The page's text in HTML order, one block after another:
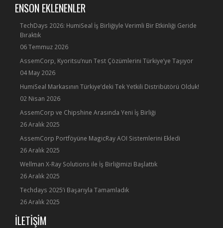
ENSON EKLENENLER
TechDays 2026: HumiSeal İş Birliğiyle Verimli Bir Etkinliği Geride
Bıraktık
06 Temmuz 2026
AssemCorp, Kyoritsu’nun Test Çözümlerini Türkiye’ye Taşıyor
04 May 2026
HumiSeal Markasının Türkiye’deki Tek Yetkili Distribütörü Olduk!
02 Nisan 2026
AssemCorp ve Chipshine Arasında Yeni İş Birliği
26 Aralık 2025
AssemCorp Portföyüne MagicRay AOI Sistemlerini Ekledi
26 Aralık 2025
Wellman X-Ray Solutions ile İş Birliğimizi Başlattık
26 Aralık 2025
Techdays 2025’i Başarıyla Tamamladık
26 Aralık 2025
İLETİŞİM